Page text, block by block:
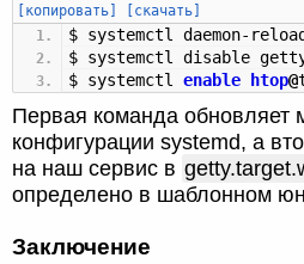
[копировать] [скачать]
$ systemctl daemon-reload
$ systemctl disable
$ systemctl enable htop@
Первая команда обновляет
конфигурации systemd, а
на наш сервис в
определено в шаблонном
Заключение